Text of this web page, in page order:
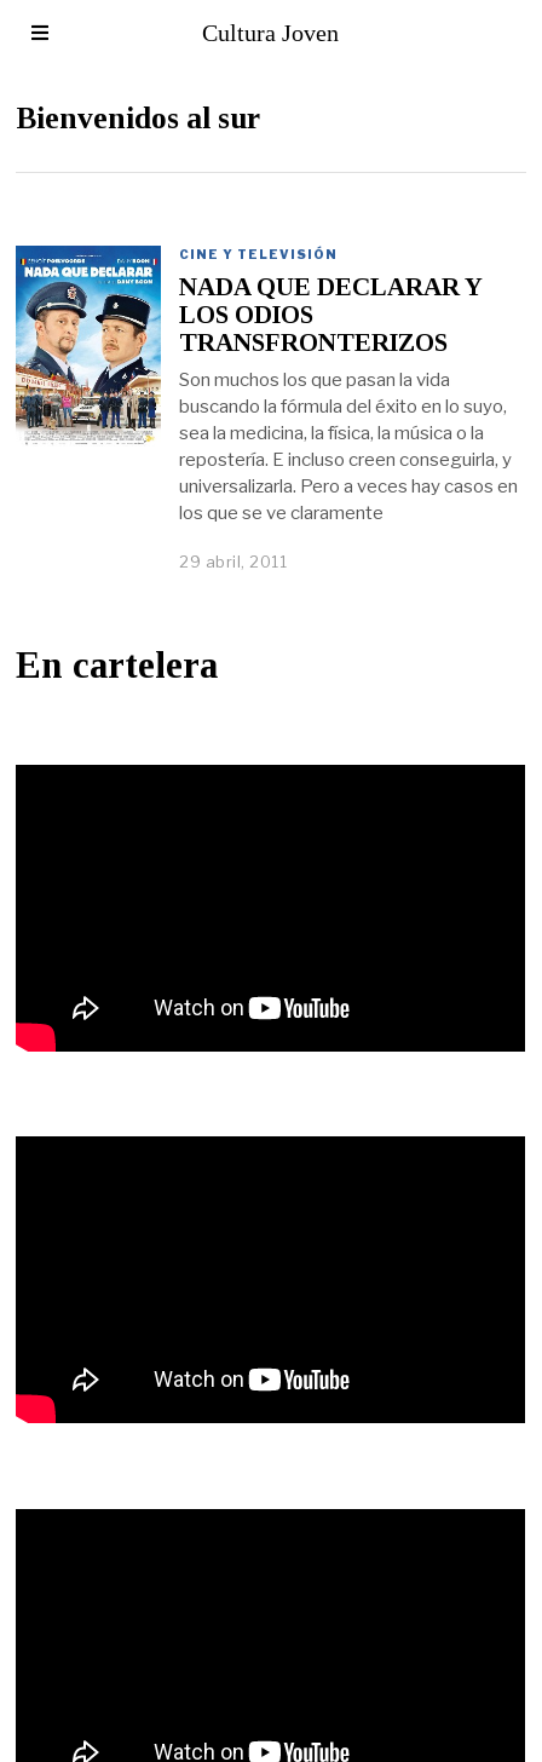
Cultura Joven
Bienvenidos al sur
CINE Y TELEVISIÓN
NADA QUE DECLARAR Y
LOS ODIOS
TRANSFRONTERIZOS
Son muchos los que pasan la vida
buscando la fórmula del éxito en lo suyo,
sea la medicina, la física, la música o la
repostería. E incluso creen conseguirla, y
universalizarla. Pero a veces hay casos en
los que se ve claramente
29 abril, 2011
En cartelera